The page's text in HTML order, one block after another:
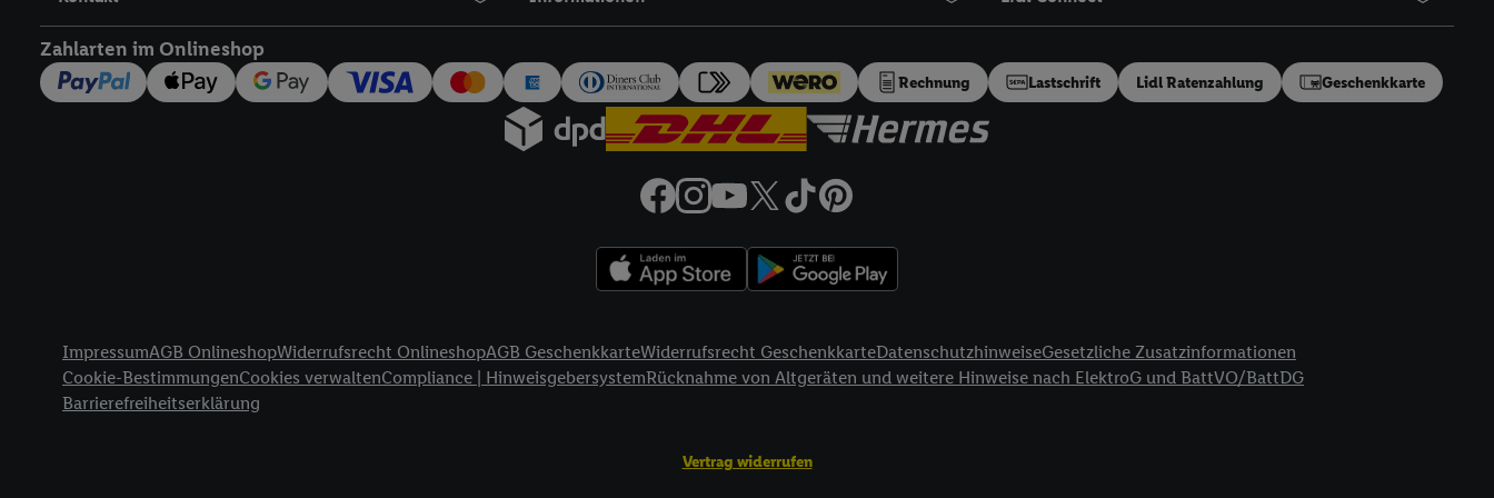
Zahlarten im Onlineshop
Rechnung Lastschrift Lidl Ratenzahlung Geschenkkarte
ImpressumAGB OnlineshopWiderrufsrecht OnlineshopAGB GeschenkkarteWiderrufsrecht GeschenkkarteDatenschutzhinweiseGesetzliche Zusatzinformationen
Cookie-BestimmungenCookies verwaltenCompliance | HinweisgebersystemRücknahme von Altgeräten und weitere Hinweise nach ElektroG und BattVO/BattDG
Barrierefreiheitserklärung
Vertrag widerrufen
die Lidl-Dienste) widerrufen. Weitere Informationen finden Sie in denDatenschutzbestimmungen von Utiq.
Durch einen Klick auf „Ablehnen“ können Sie nur den Einsatz notwendiger Techniken zulassen. Durch einen Klick auf
„Zustimmen“ stimmen Sie allen Verarbeitungen zu sämtlichen vorgenannten Zwecken unter Einbindung sämtlicher
genannten Partner zu. Weitere Informationen, auch zur Speicherdauer der Daten und zu Ihrem Recht, Ihre Einwilligung
jederzeit mit Wirkung für die Zukunft zu widerrufen, finden Sie in unserenDatenschutzbestimmungen
Unter „Anpassen“ können Sie einzelne Verwendungszwecke oder Partner zulassen; das gilt auch für die
Gewährleistung der Sicherheit, Verhinderung und Aufdeckung von Betrug und Fehlerbehebung, Bereitstellung und
Messung des Erfolgs von Werbekampagnen durch TTD und Nutzung der Telekommunikations-basierten Utiq-
Technologie für digitales Marketing, sowie:
Zugriff auf Informationen auf einem Endgerät. Entwicklung und Verbesserung der Angebote. Analyse von